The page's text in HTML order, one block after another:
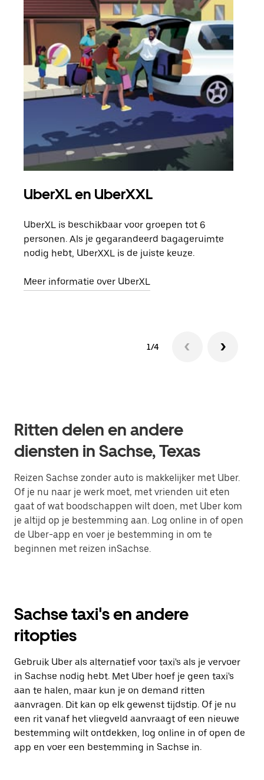
UberXL en UberXXL
UberXL is beschikbaar voor groepen tot 6
personen. Als je gegarandeerd bagageruimte
nodig hebt, UberXXL is de juiste keuze.
Meer informatie over UberXL
1/4
Ritten delen en andere
diensten in Sachse, Texas
Reizen Sachse zonder auto is makkelijker met Uber.
Of je nu naar je werk moet, met vrienden uit eten
gaat of wat boodschappen wilt doen, met Uber kom
je altijd op je bestemming aan. Log online in of open
de Uber-app en voer je bestemming in om te
beginnen met reizen inSachse.
Sachse taxi's en andere
ritopties
Gebruik Uber als alternatief voor taxi's als je vervoer
in Sachse nodig hebt. Met Uber hoef je geen taxi's
aan te halen, maar kun je on demand ritten
aanvragen. Dit kan op elk gewenst tijdstip. Of je nu
een rit vanaf het vliegveld aanvraagt of een nieuwe
bestemming wilt ontdekken, log online in of open de
app en voer een bestemming in Sachse in.